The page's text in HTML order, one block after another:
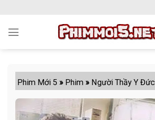
content
Phim Mới 5 » Phim » Người Thầy Y Đức